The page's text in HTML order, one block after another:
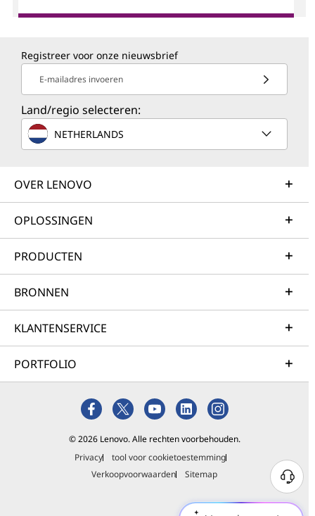
Registreer voor onze nieuwsbrief
E-mailadres invoeren
Land/regio selecteren:
NETHERLANDS
OVER LENOVO
OPLOSSINGEN
PRODUCTEN
BRONNEN
KLANTENSERVICE
PORTFOLIO
© 2026 Lenovo. Alle rechten voorbehouden.
Privacy
tool voor cookietoestemming
Verkoopvoorwaarden
Sitemap